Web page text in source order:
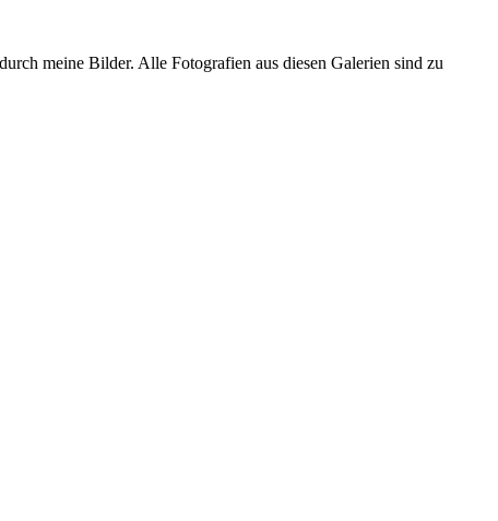
meine Bilder. Alle Fotografien aus diesen Galerien sind zu